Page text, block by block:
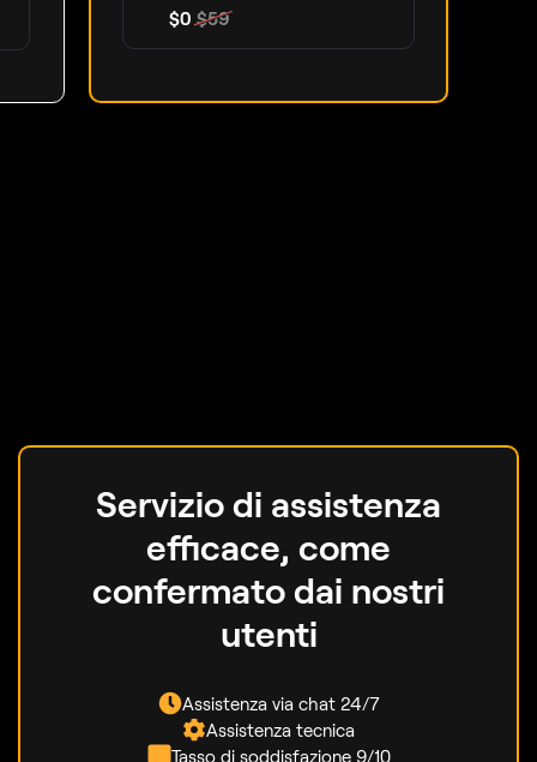
$0 $59
Servizio di assistenza
efficace, come
confermato dai nostri
utenti
Assistenza via chat 24/7
Assistenza tecnica
Tasso di soddisfazione 9/10